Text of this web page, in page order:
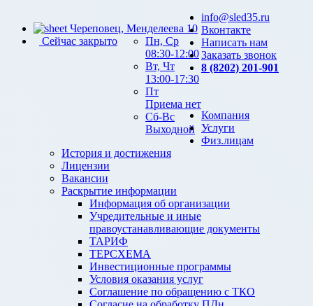
Череповец, Менделеева 10
Сейчас закрыто
Пн, Ср
08:30-12:00
Вт, Чт
13:00-17:30
Пт
Приема нет
Сб-Вс
Выходной
info@sled35.ru
Вконтакте
Написать нам
Заказать звонок
8 (8202) 201-901
Компания
История и достижения
Лицензии
Вакансии
Раскрытие информации
Информация об организации
Учредительные и иные
правоустанавливающие документы
ТАРИФ
ТЕРСХЕМА
Инвестиционные программы
Условия оказания услуг
Соглашение по обращению с ТКО
Услуги
Физ.лицам